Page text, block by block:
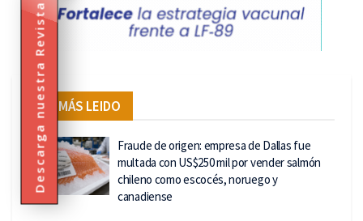
LO MÁS LEIDO
Fraude de origen: empresa de Dallas fue
multada con US$250 mil por vender salmón
chileno como escocés, noruego y
canadiense
Descarga nuestra Revista